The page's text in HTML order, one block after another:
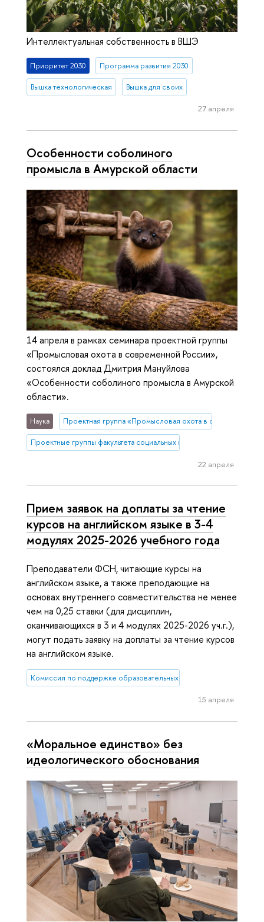
Интеллектуальная собственность в ВШЭ
Приоритет 2030 Программа развития 2030
Вышка технологическая Вышка для своих
27 апреля
Особенности соболиного
промысла в Амурской области
14 апреля в рамках семинара проектной группы
«Промысловая охота в современной России»,
состоялся доклад Дмитрия Мануйлова
«Особенности соболиного промысла в Амурской
области».
Наука Проектная группа «Промысловая охота в современной
Проектные группы факультета социальных наук
22 апреля
Прием заявок на доплаты за чтение
курсов на английском языке в 3-4
модулях 2025-2026 учебного года
Преподаватели ФСН, читающие курсы на
английском языке, а также преподающие на
основах внутреннего совместительства не менее
чем на 0,25 ставки (для дисциплин,
оканчивающихся в 3 и 4 модулях 2025-2026 уч.г.),
могут подать заявку на доплаты за чтение курсов
на английском языке.
Комиссия по поддержке образовательных инициатив
15 апреля
«Моральное единство» без
идеологического обоснования